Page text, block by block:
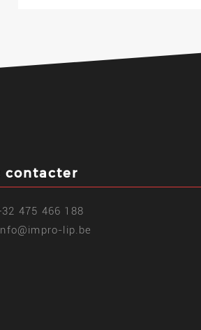
contacter
475 466 188
lip.be